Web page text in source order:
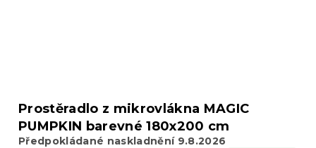
Prostěradlo z mikrovlákna MAGIC
PUMPKIN barevné 180x200 cm
Předpokládané naskladnění 9.8.2026